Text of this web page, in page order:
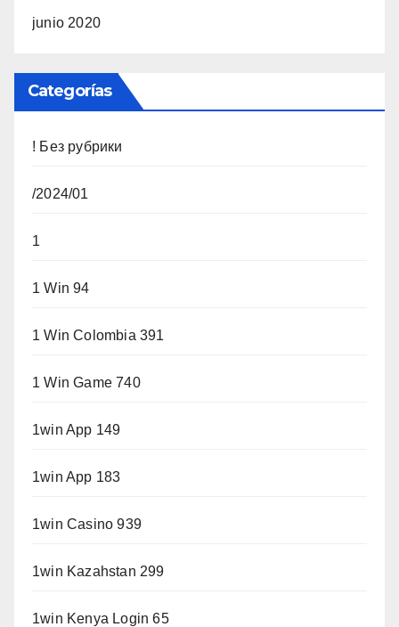
junio 2020
Categorías
! Без рубрики
/2024/01
1
1 Win 94
1 Win Colombia 391
1 Win Game 740
1win App 149
1win App 183
1win Casino 939
1win Kazahstan 299
1win Kenya Login 65